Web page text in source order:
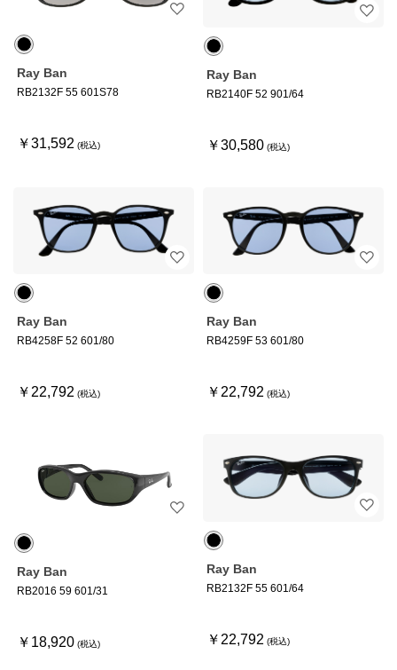
Ray Ban
RB2132F 55 601S78
￥31,592
Ray Ban
RB2140F 52 901/64
￥30,580
Ray Ban
RB4258F 52 601/80
￥22,792
Ray Ban
RB4259F 53 601/80
￥22,792
Ray Ban
RB2016 59 601/31
￥18,920
Ray Ban
RB2132F 55 601/64
￥22,792